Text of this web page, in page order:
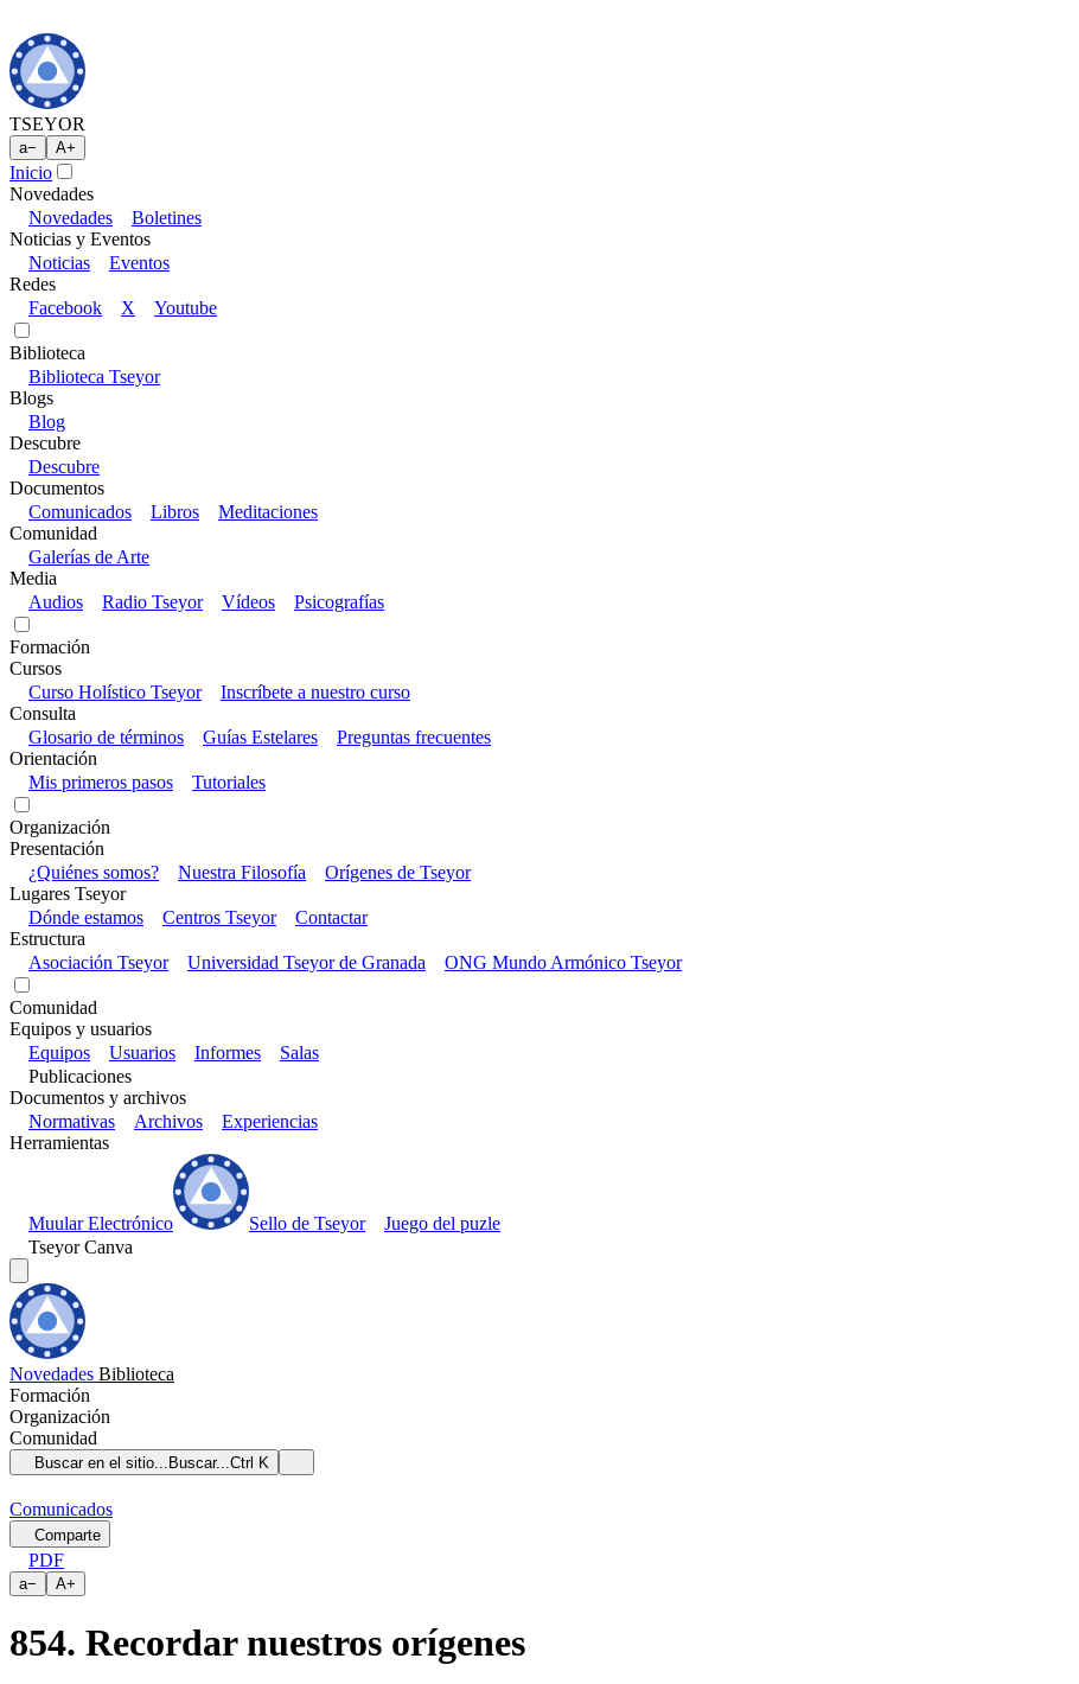
TSEYOR
a− A+
Inicio
Novedades
Novedades
Boletines
Noticias y Eventos
Noticias
Eventos
Redes
Facebook
X Youtube
Biblioteca
Biblioteca Tseyor
Blogs
Blog
Descubre
Descubre
Documentos
Comunicados
Libros
Meditaciones
Comunidad
Galerías de Arte
Media
Audios
Radio Tseyor Vídeos Psicografías
Formación
Cursos
Curso Holístico Tseyor
Inscríbete a nuestro curso
Consulta
Glosario de términos
Guías Estelares
Preguntas frecuentes
Orientación
Mis primeros pasos
Tutoriales
Organización
Presentación
¿Quiénes somos?
Nuestra Filosofía
Orígenes de Tseyor
Lugares Tseyor
Dónde estamos
Centros Tseyor
Contactar
Estructura
Asociación Tseyor
Universidad Tseyor de Granada ONG Mundo Armónico Tseyor
Comunidad
Equipos y usuarios
Equipos
Usuarios Informes
Salas
Publicaciones
Documentos y archivos
Normativas
Archivos
Experiencias
Herramientas
Muular Electrónico Sello de Tseyor
Juego del puzle
Tseyor Canva
Novedades Biblioteca
Formación
Organización
Comunidad
Buscar en el sitio... Buscar...Ctrl K
Comunicados
Comparte
PDF
a− A+
854. Recordar nuestros orígenes